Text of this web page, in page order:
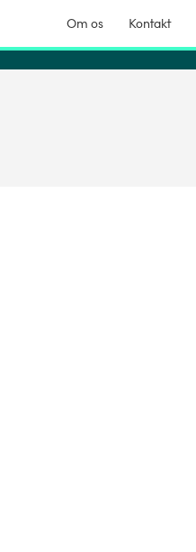
Om os Kontakt